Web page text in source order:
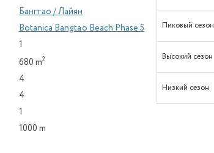
Бангтао / Лайян
Botanica Bangtao Beach Phase 5
1
680 m2
4
4
1
1000 m
Пиковый сезон
Высокий сезон
Низкий сезон